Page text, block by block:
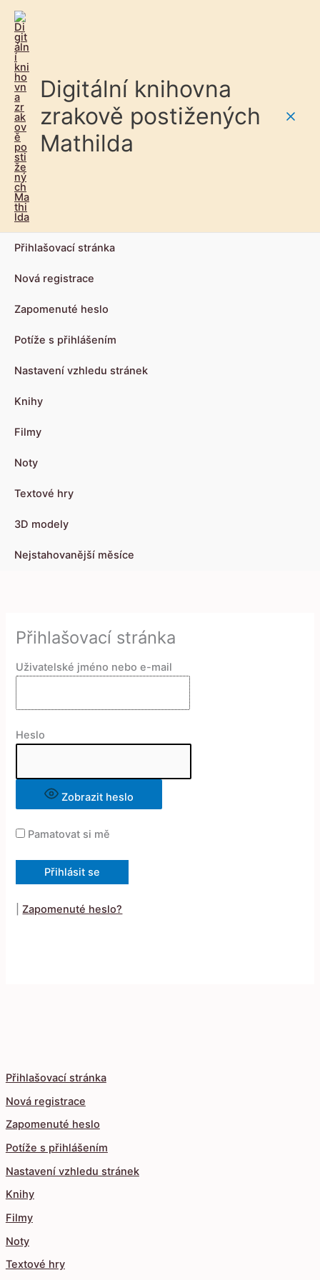
Digitální knihovna
zrakově postižených
Mathilda
Přihlašovací stránka
Nová registrace
Zapomenuté heslo
Potíže s přihlášením
Nastavení vzhledu stránek
Knihy
Filmy
Noty
Textové hry
3D modely
Nejstahovanější měsíce
Přihlašovací stránka
Nová registrace
Zapomenuté heslo
Potíže s přihlášením
Nastavení vzhledu stránek
Knihy
Filmy
Noty
Textové hry
Přihlašovací stránka
Uživatelské jméno nebo e-mail
Heslo
Zobrazit heslo
Pamatovat si mě
|Zapomenuté heslo?